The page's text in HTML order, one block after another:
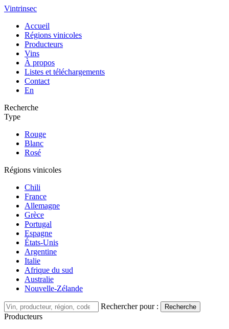
Vintrinsec
Accueil
Régions vinicoles
Producteurs
Vins
À propos
Listes et téléchargements
Contact
En
Recherche
Type
Rouge
Blanc
Rosé
Régions vinicoles
Chili
France
Allemagne
Grèce
Portugal
Espagne
États-Unis
Argentine
Italie
Afrique du sud
Australie
Nouvelle-Zélande
Rechercher pour : Recherche
Producteurs